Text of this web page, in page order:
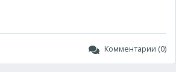
Комментарии (0)